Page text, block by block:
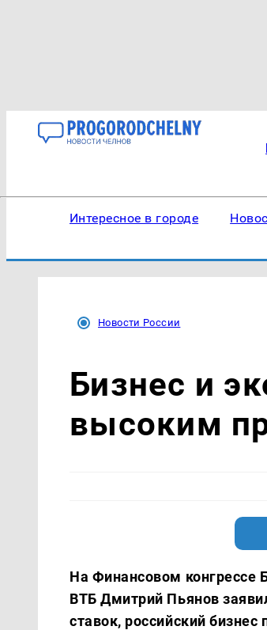
Интересное в городе
Новости России
Бизнес и
высоким
На Финансовом конгрессе
ВТБ Дмитрий Пьянов
ставок, российский